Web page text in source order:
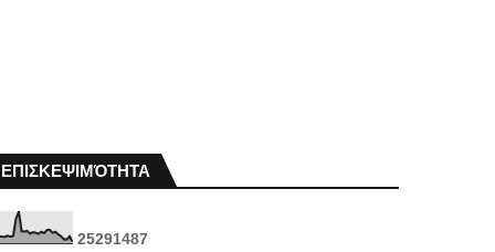
ΕΠΙΣΚΕΨΙΜΌΤΗΤΑ
25291487